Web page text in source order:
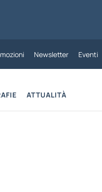
Newsletter Eventi
ATTUALITÀ